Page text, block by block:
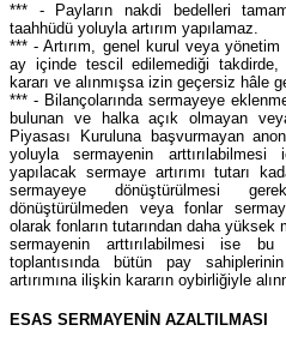
*** - Payların nakdi bedelleri
taahhüdü yoluyla artırım yapılamaz.
*** - Artırım, genel kurul veya
ay içinde tescil edilemediği
kararı ve alınmışsa izin geçersiz hâle
*** - Bilançolarında sermayeye
bulunan ve halka açık olmayan
Piyasası Kuruluna başvurmayan
yoluyla sermayenin
yapılacak sermaye artırımı tutarı
sermayeye dönüştürülmesi
dönüştürülmeden veya fonlar
olarak fonların tutarından daha
sermayenin arttırılabilmesi ise
toplantısında bütün pay
artırımına ilişkin kararın oybirliğiyle
ESAS SERMAYENİN AZALTILMASI